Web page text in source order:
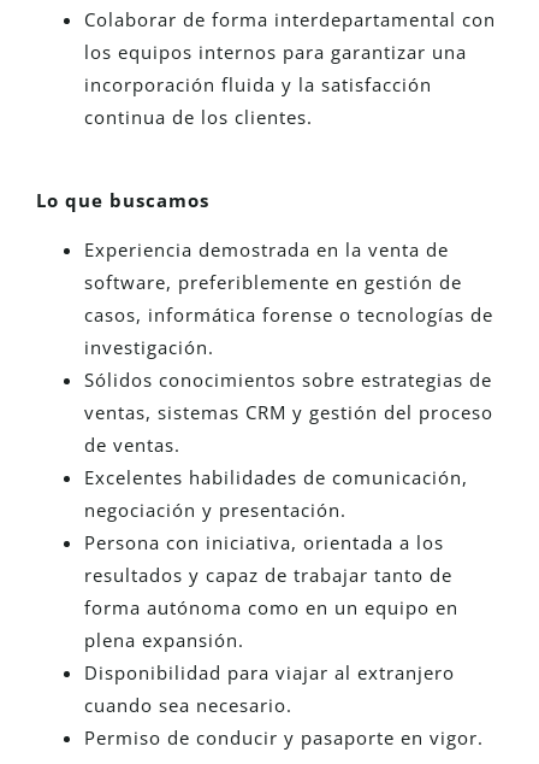
Colaborar de forma interdepartamental con
los equipos internos para garantizar una
incorporación fluida y la satisfacción
continua de los clientes.
Lo que buscamos
Experiencia demostrada en la venta de
software, preferiblemente en gestión de
casos, informática forense o tecnologías de
investigación.
Sólidos conocimientos sobre estrategias de
ventas, sistemas CRM y gestión del proceso
de ventas.
Excelentes habilidades de comunicación,
negociación y presentación.
Persona con iniciativa, orientada a los
resultados y capaz de trabajar tanto de
forma autónoma como en un equipo en
plena expansión.
Disponibilidad para viajar al extranjero
cuando sea necesario.
Permiso de conducir y pasaporte en vigor.